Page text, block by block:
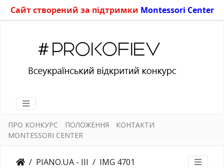
Сайт створений за підтримки Montessori Center
ПРО КОНКУРС ПОЛОЖЕННЯ
КОНТАКТИ
MONTESSORI CENTER
PIANO.UA - III IMG 4701